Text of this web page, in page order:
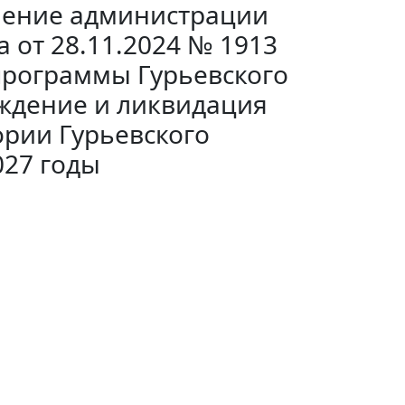
администрации
от 28.11.2024 № 1913
Гурьевского
и ликвидация
Гурьевского
годы